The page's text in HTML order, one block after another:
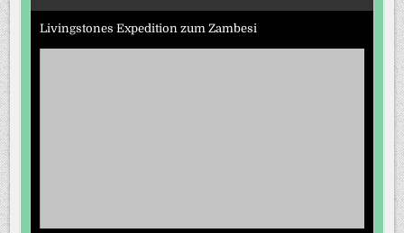
Livingstones Expedition zum Zambesi